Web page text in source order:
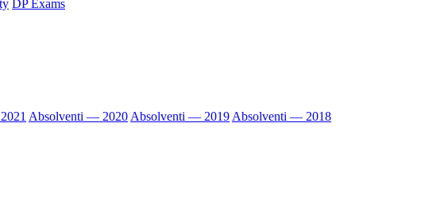
DP Exams
Absolventi — 2020 Absolventi — 2019 Absolventi — 2018